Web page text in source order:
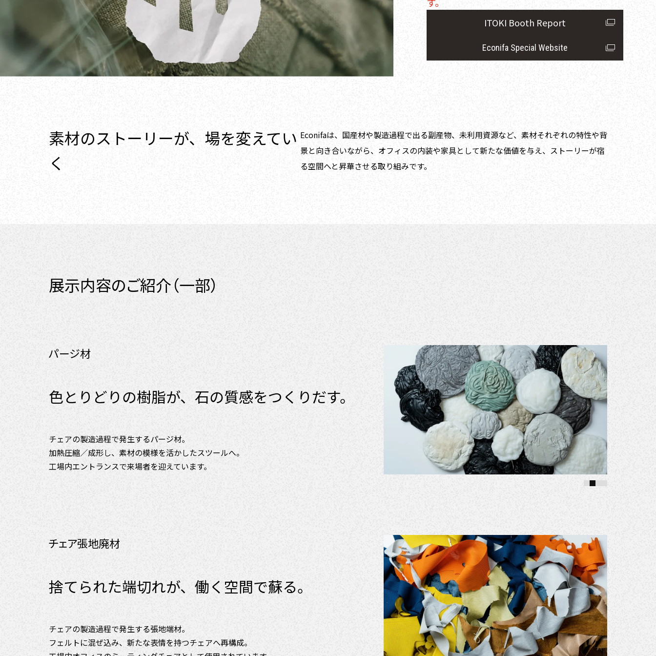
ITOKI Booth Report
Econifa Special Website
素材のストーリーが、場を変えてい
く
Econifaは、国産材や製造過程で出る副産物、未利用資源など、 素材それぞれの特性や背
景と向き合いながら、オフィスの内装や家具として新たな価値を与え、ストーリーが宿
る空間へと昇華させる取り組みです。
展示内容のご紹介（一部）
パージ材
色とりどりの樹脂が、 石の質感をつくりだす。
チェアの製造過程で発生するパージ材。
加熱圧縮／成形し、素材の模様を活かしたスツールへ。
工場内エントランスで来場者を迎えています。
チェア張地廃材
捨てられた端切れが、 働く空間で蘇る。
チェアの製造過程で発生する張地端材。
フェルトに混ぜ込み、新たな表情を持つチェアへ再構成。